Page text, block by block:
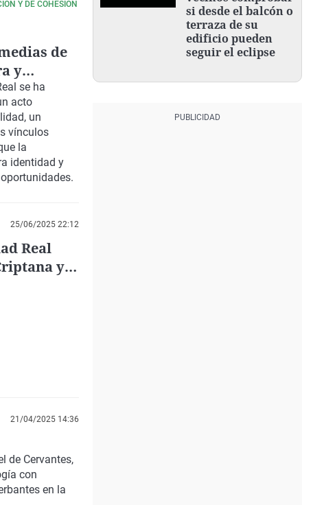
Y DE COHESIÓN
de
y
se ha
acto
un
vínculos
la
identidad y
25/06/2025 22:12
Real
y
21/04/2025 14:36
de Cervantes,
con
en la
si desde el balcón o
terraza de su
edificio pueden
seguir el eclipse